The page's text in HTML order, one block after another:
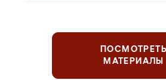
ПОСМОТРЕТЬ
МАТЕРИАЛЫ